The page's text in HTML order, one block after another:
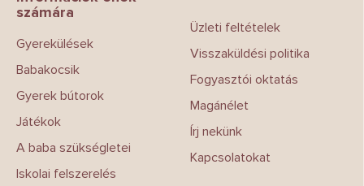
számára
Gyerekülések
Babakocsik
Gyerek bútorok
Játékok
A baba szükségletei
Iskolai felszerelés
Üzleti feltételek
Visszaküldési politika
Fogyasztói oktatás
Magánélet
Írj nekünk
Kapcsolatokat